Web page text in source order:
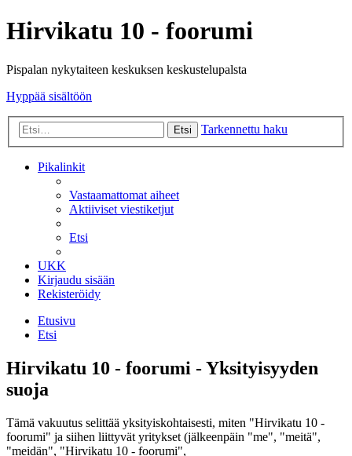
Hirvikatu 10 - foorumi
Pispalan nykytaiteen keskuksen keskustelupalsta
Hyppää sisältöön
Etsi Tarkennettu haku
Pikalinkit
Vastaamattomat aiheet
Aktiiviset viestiketjut
Etsi
UKK
Kirjaudu sisään
Rekisteröidy
Etusivu
Etsi
Hirvikatu 10 - foorumi - Yksityisyyden
suoja
Tämä vakuutus selittää yksityiskohtaisesti, miten "Hirvikatu 10 -
foorumi" ja siihen liittyvät yritykset (jälkeenpäin "me", "meitä",
"meidän", "Hirvikatu 10 - foorumi",